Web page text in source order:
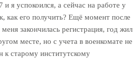
я успокоился, а сейчас на работе у
как его получить? Ещё момент после
закончилась регистрация, год жил
месте, но с учета в военкомате не
к старому институтскому